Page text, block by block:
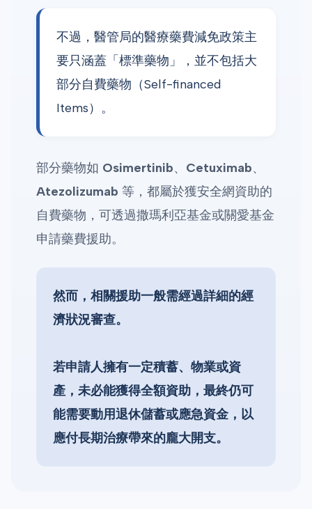
不過，醫管局的醫療藥費減免政策主
要只涵蓋「標準藥物」，並不包括大
部分自費藥物（Self-financed
Items）。
部分藥物如 Osimertinib、 Cetuximab、
Atezolizumab 等，都屬於獲安全網資助的
自費藥物，可透過撒瑪利亞基金或關愛基金
申請藥費援助。
然而，相關援助一般需經過詳細的經
濟狀況審查。
若申請人擁有一定積蓄、物業或資
產，未必能獲得全額資助，最終仍可
能需要動用退休儲蓄或應急資金，以
應付長期治療帶來的龐大開支。